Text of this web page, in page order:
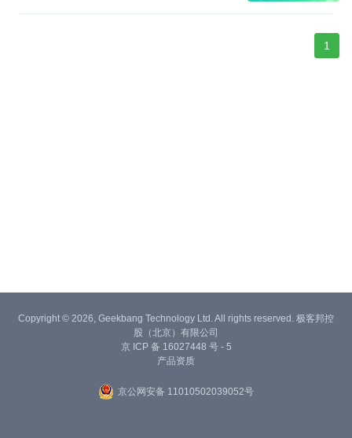
1
Copyright © 2026, Geekbang Technology Ltd. All rights reserved. 极客邦控
股（北京）有限公司
京 ICP 备 16027448 号 - 5
产品资质
京公网安备 11010502039052号